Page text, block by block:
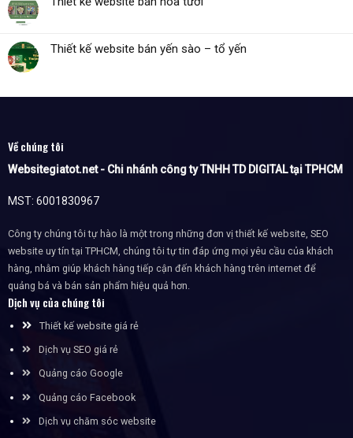
Thiết kế website bán yến sào – tổ yến
Về chúng tôi
Websitegiatot.net - Chi nhánh công ty TNHH TD DIGITAL tại TPHCM
MST: 6001830967
Công ty chúng tôi tự hào là một trong những đơn vị thiết kế website, SEO
website uy tín tại TPHCM, chúng tôi tự tin đáp ứng mọi yêu cầu của khách
hàng, nhằm giúp khách hàng tiếp cận đến khách hàng trên internet để
quảng bá và bán sản phẩm hiệu quả hơn.
Dịch vụ của chúng tôi
Thiết kế website giá rẻ
Dịch vụ SEO giá rẻ
Quảng cáo Google
Quảng cáo Facebook
Dịch vụ chăm sóc website